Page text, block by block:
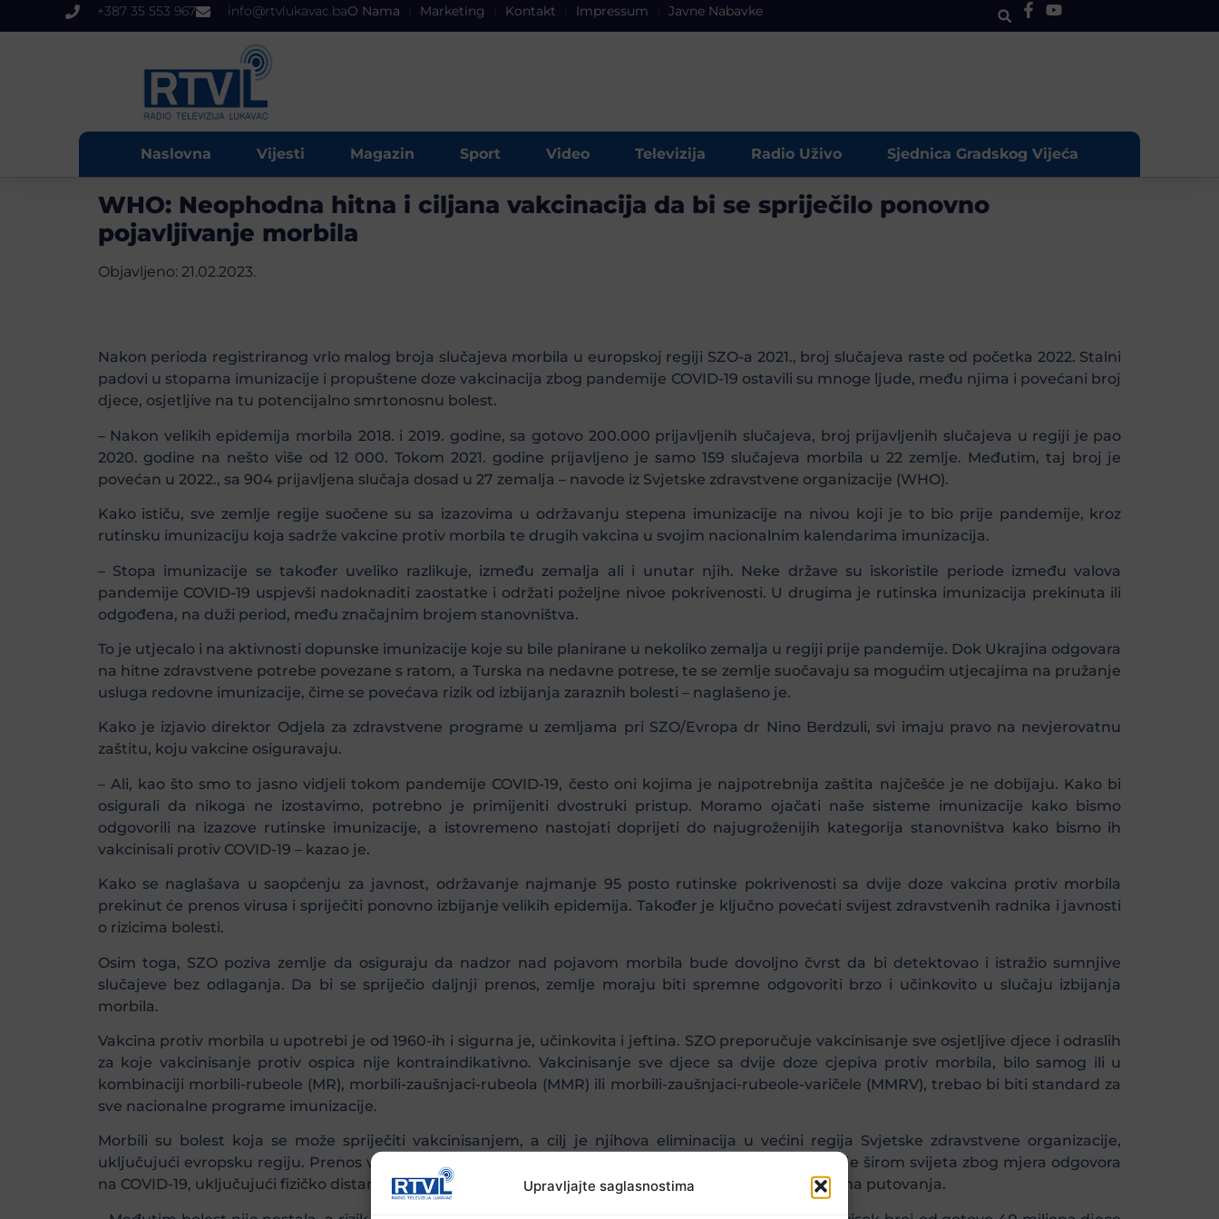
Upravljajte saglasnostima
+387 35 553 967 info@rtvlukavac.baO Nama Marketing Kontakt Impressum Javne Nabavke
Naslovna Vijesti Magazin Sport Video Televizija Radio Uživo Sjednica Gradskog Vijeća
WHO: Neophodna hitna i ciljana vakcinacija da bi se spriječilo ponovno
pojavljivanje morbila
Objavljeno: 21.02.2023.
Nakon perioda registriranog vrlo malog broja slučajeva morbila u europskoj regiji SZO-a 2021., broj slučajeva raste od početka 2022. Stalni
padovi u stopama imunizacije i propuštene doze vakcinacija zbog pandemije COVID-19 ostavili su mnoge ljude, među njima i povećani broj
djece, osjetljive na tu potencijalno smrtonosnu bolest.
– Nakon velikih epidemija morbila 2018. i 2019. godine, sa gotovo 200.000 prijavljenih slučajeva, broj prijavljenih slučajeva u regiji je pao
2020. godine na nešto više od 12 000. Tokom 2021. godine prijavljeno je samo 159 slučajeva morbila u 22 zemlje. Međutim, taj broj je
povećan u 2022., sa 904 prijavljena slučaja dosad u 27 zemalja – navode iz Svjetske zdravstvene organizacije (WHO).
Kako ističu, sve zemlje regije suočene su sa izazovima u održavanju stepena imunizacije na nivou koji je to bio prije pandemije, kroz
rutinsku imunizaciju koja sadrže vakcine protiv morbila te drugih vakcina u svojim nacionalnim kalendarima imunizacija.
– Stopa imunizacije se također uveliko razlikuje, između zemalja ali i unutar njih. Neke države su iskoristile periode između valova
pandemije COVID-19 uspjevši nadoknaditi zaostatke i održati poželjne nivoe pokrivenosti. U drugima je rutinska imunizacija prekinuta ili
odgođena, na duži period, među značajnim brojem stanovništva.
To je utjecalo i na aktivnosti dopunske imunizacije koje su bile planirane u nekoliko zemalja u regiji prije pandemije. Dok Ukrajina odgovara
na hitne zdravstvene potrebe povezane s ratom, a Turska na nedavne potrese, te se zemlje suočavaju sa mogućim utjecajima na pružanje
usluga redovne imunizacije, čime se povećava rizik od izbijanja zaraznih bolesti – naglašeno je.
Kako je izjavio direktor Odjela za zdravstvene programe u zemljama pri SZO/Evropa dr Nino Berdzuli, svi imaju pravo na nevjerovatnu
zaštitu, koju vakcine osiguravaju.
– Ali, kao što smo to jasno vidjeli tokom pandemije COVID-19, često oni kojima je najpotrebnija zaštita najčešće je ne dobijaju. Kako bi
osigurali da nikoga ne izostavimo, potrebno je primijeniti dvostruki pristup. Moramo ojačati naše sisteme imunizacije kako bismo
odgovorili na izazove rutinske imunizacije, a istovremeno nastojati doprijeti do najugroženijih kategorija stanovništva kako bismo ih
vakcinisali protiv COVID-19 – kazao je.
Kako se naglašava u saopćenju za javnost, održavanje najmanje 95 posto rutinske pokrivenosti sa dvije doze vakcina protiv morbila
prekinut će prenos virusa i spriječiti ponovno izbijanje velikih epidemija. Također je ključno povećati svijest zdravstvenih radnika i javnosti
o rizicima bolesti.
Osim toga, SZO poziva zemlje da osiguraju da nadzor nad pojavom morbila bude dovoljno čvrst da bi detektovao i istražio sumnjive
slučajeve bez odlaganja. Da bi se spriječio daljnji prenos, zemlje moraju biti spremne odgovoriti brzo i učinkovito u slučaju izbijanja
morbila.
Vakcina protiv morbila u upotrebi je od 1960-ih i sigurna je, učinkovita i jeftina. SZO preporučuje vakcinisanje sve osjetljive djece i odraslih
za koje vakcinisanje protiv ospica nije kontraindikativno. Vakcinisanje sve djece sa dvije doze cjepiva protiv morbila, bilo samog ili u
kombinaciji morbili-rubeole (MR), morbili-zaušnjaci-rubeola (MMR) ili morbili-zaušnjaci-rubeole-varičele (MMRV), trebao bi biti standard za
sve nacionalne programe imunizacije.
Morbili su bolest koja se može spriječiti vakcinisanjem, a cilj je njihova eliminacija u većini regija Svjetske zdravstvene organizacije,
uključujući evropsku regiju. Prenos vrlo zaraznog respiratornog virusa koji uzrokuje bolest smanjen je širom svijeta zbog mjera odgovora
na COVID-19, uključujući fizičko distanciranje, korištenje maski i ograničenja uvedenih na međunarodna putovanja.